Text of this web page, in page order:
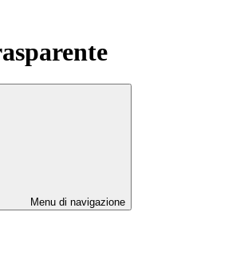
Menu di navigazione